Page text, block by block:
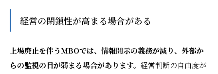
経営の閉鎖性が高まる場合がある
上場廃止を伴うMBOでは、情報開示の義務が減り、外部か
らの監視の目が弱まる場合があります。 経営判断の自由度が